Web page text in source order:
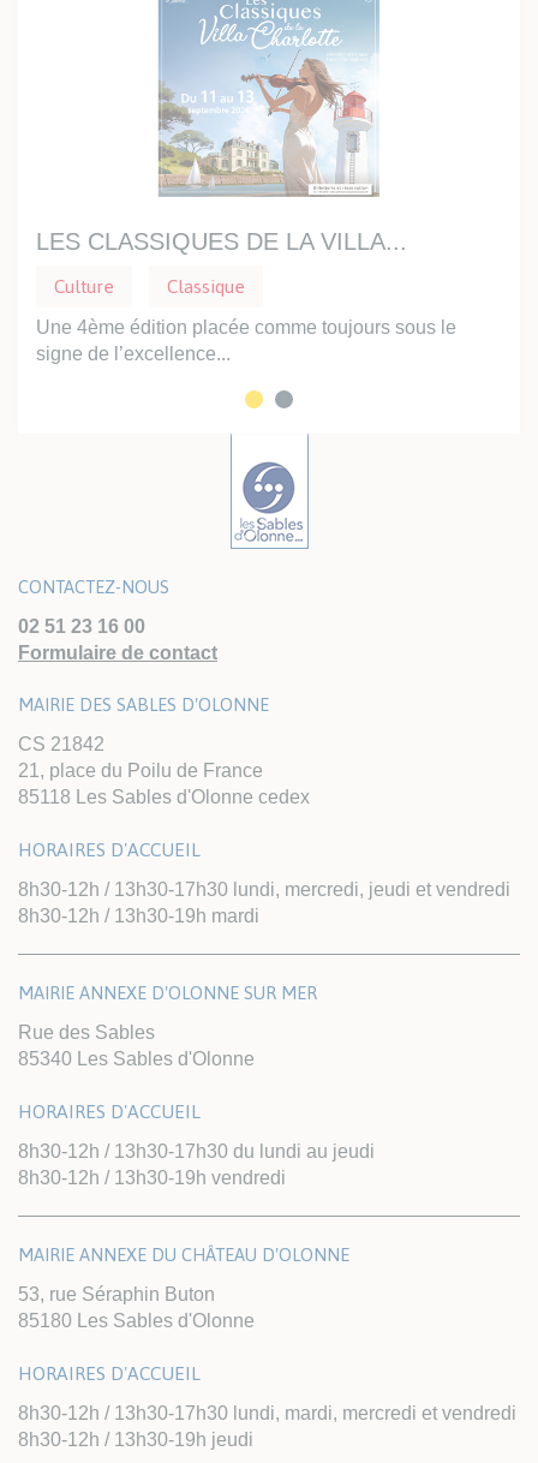
LES CLASSIQUES DE LA VILLA...
Culture Classique
Une 4ème édition placée comme toujours sous le
signe de l’excellence...
CONTACTEZ-NOUS
02 51 23 16 00
Formulaire de contact
MAIRIE DES SABLES D'OLONNE
CS 21842
21, place du Poilu de France
85118 Les Sables d'Olonne cedex
HORAIRES D'ACCUEIL
8h30-12h / 13h30-17h30 lundi, mercredi, jeudi et vendredi
8h30-12h / 13h30-19h mardi
MAIRIE ANNEXE D'OLONNE SUR MER
Rue des Sables
85340 Les Sables d'Olonne
HORAIRES D'ACCUEIL
8h30-12h / 13h30-17h30 du lundi au jeudi
8h30-12h / 13h30-19h vendredi
MAIRIE ANNEXE DU CHÂTEAU D'OLONNE
53, rue Séraphin Buton
85180 Les Sables d'Olonne
HORAIRES D'ACCUEIL
8h30-12h / 13h30-17h30 lundi, mardi, mercredi et vendredi
8h30-12h / 13h30-19h jeudi